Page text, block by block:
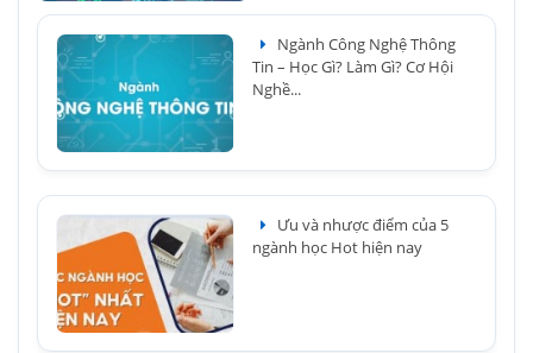
Ngành Công Nghệ Thông
Tin – Học Gì? Làm Gì? Cơ Hội
Nghề...
Ưu và nhược điểm của 5
ngành học Hot hiện nay